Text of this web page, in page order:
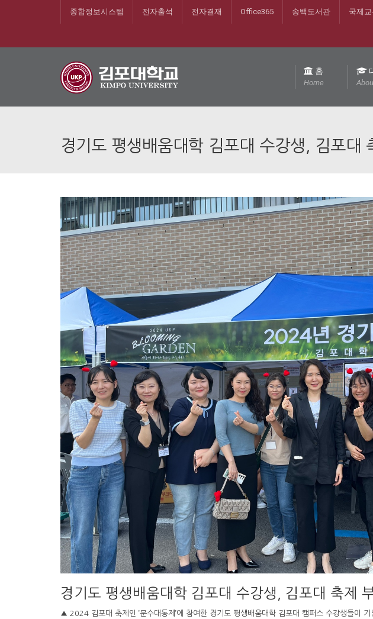
종합정보시스템 전자출석 전자결재 Office365 송백도서관 국제교
홈
Home
경기도 평생배움대학 김포대 수강생, 김포대
경기도 평생배움대학 김포대 수강생, 김포대 축제
▲ 2024 김포대 축제인 ’문수대동제’에 참여한 경기도 평생배움대학 김포대 캠퍼스 수강생들이